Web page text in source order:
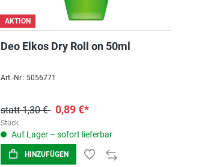
AKTION
Deo Elkos Dry Roll on 50ml
Art.-Nr.: 5056771
statt 1,30 € 0,89 €*
Stück
Auf Lager – sofort lieferbar
HINZUFÜGEN